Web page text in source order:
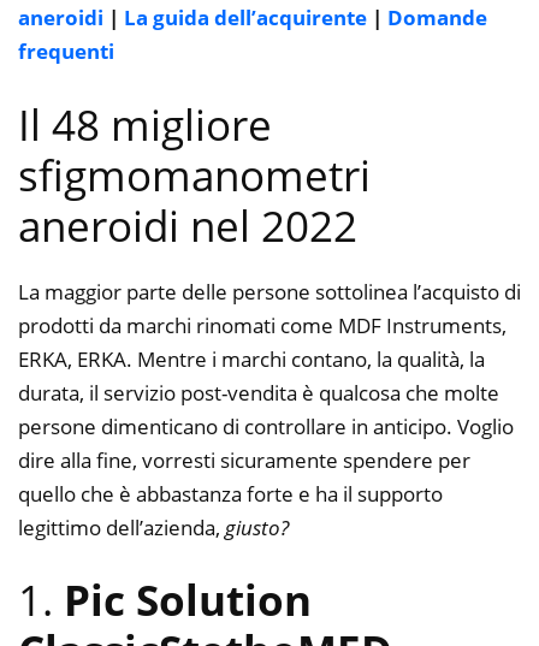
aneroidi | La guida dell’acquirente | Domande
frequenti
Il 48 migliore
sfigmomanometri
aneroidi nel 2022
La maggior parte delle persone sottolinea l’acquisto di
prodotti da marchi rinomati come MDF Instruments,
ERKA, ERKA. Mentre i marchi contano, la qualità, la
durata, il servizio post-vendita è qualcosa che molte
persone dimenticano di controllare in anticipo. Voglio
dire alla fine, vorresti sicuramente spendere per
quello che è abbastanza forte e ha il supporto
legittimo dell’azienda, giusto?
1. Pic Solution